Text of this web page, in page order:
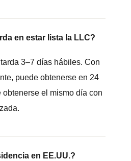
en estar lista la LLC?
3–7 días hábiles. Con
puede obtenerse en 24
obtenerse el mismo día con
en EE.UU.?